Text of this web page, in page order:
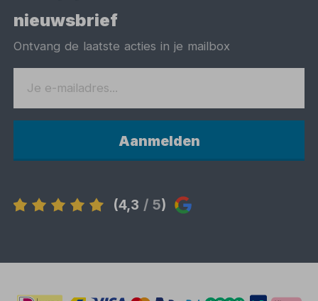
nieuwsbrief
Ontvang de laatste acties in je mailbox
Aanmelden
(4,3 / 5)